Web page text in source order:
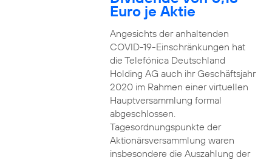
Euro je Aktie
Angesichts der anhaltenden
COVID-19-Einschränkungen hat
die Telefónica Deutschland
Holding AG auch ihr Geschäftsjahr
2020 im Rahmen einer virtuellen
Hauptversammlung formal
abgeschlossen.
Tagesordnungspunkte der
Aktionärsversammlung waren
insbesondere die Auszahlung der